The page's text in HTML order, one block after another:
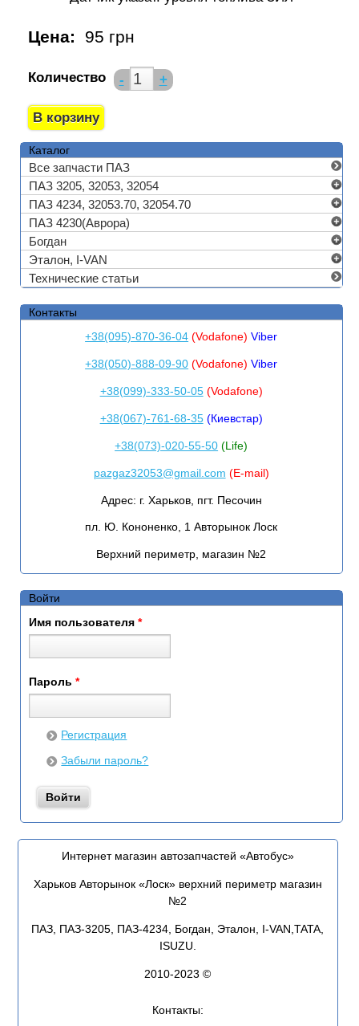
Цена: 95 грн
Количество - +
Каталог
Все запчасти ПАЗ
ПАЗ 3205, 32053, 32054
ПАЗ 4234, 32053.70, 32054.70
ПАЗ 4230(Аврора)
Богдан
Эталон, I-VAN
Технические статьи
Контакты
+38(095)-870-36-04 (Vodafone)Viber
+38(050)-888-09-90 (Vodafone)Viber
+38(099)-333-50-05(Vodafone)
+38(067)-761-68-35(Киевстар)
+38(073)-020-55-50 (Life)
pazgaz32053@gmail.com (E-mail)
Адрес: г. Харьков, пгт. Песочин
пл. Ю. Кононенко, 1 Авторынок Лоск
Верхний периметр, магазин №2
Войти
Имя пользователя *
Пароль *
Регистрация
Забыли пароль?
Интернет магазин автозапчастей «Автобус»
Харьков Авторынок «Лоск» верхний периметр магазин
№2
ПАЗ, ПАЗ-3205, ПАЗ-4234, Богдан, Эталон, I-VAN,TATA,
ISUZU.
2010-2023 ©
Контакты: